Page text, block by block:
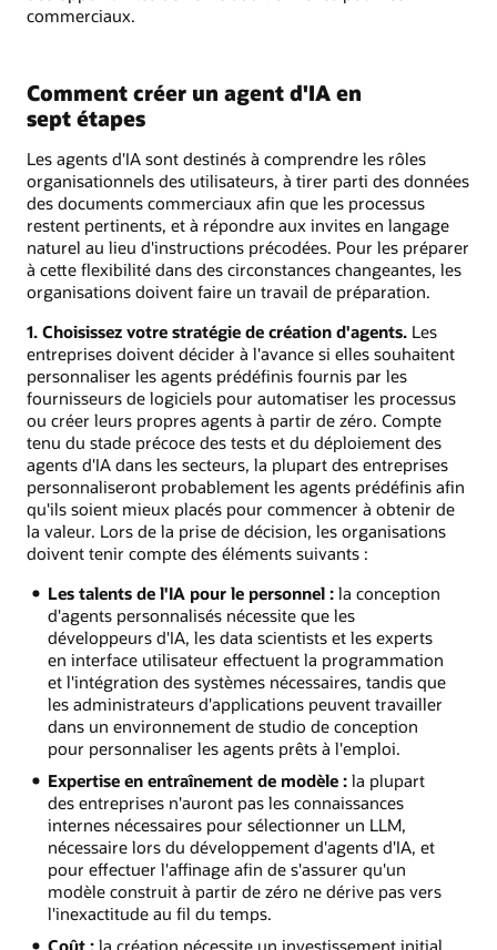
commerciaux.
Comment créer un agent d'IA en
sept étapes
Les agents d'IA sont destinés à comprendre les rôles
organisationnels des utilisateurs, à tirer parti des données
des documents commerciaux afin que les processus
restent pertinents, et à répondre aux invites en langage
naturel au lieu d'instructions précodées. Pour les préparer
à cette flexibilité dans des circonstances changeantes, les
organisations doivent faire un travail de préparation.
1. Choisissez votre stratégie de création d'agents. Les
entreprises doivent décider à l'avance si elles souhaitent
personnaliser les agents prédéfinis fournis par les
fournisseurs de logiciels pour automatiser les processus
ou créer leurs propres agents à partir de zéro. Compte
tenu du stade précoce des tests et du déploiement des
agents d'IA dans les secteurs, la plupart des entreprises
personnaliseront probablement les agents prédéfinis afin
qu'ils soient mieux placés pour commencer à obtenir de
la valeur. Lors de la prise de décision, les organisations
doivent tenir compte des éléments suivants :
Les talents de l'IA pour le personnel :la conception
d'agents personnalisés nécessite que les
développeurs d'IA, les data scientists et les experts
en interface utilisateur effectuent la programmation
et l'intégration des systèmes nécessaires, tandis que
les administrateurs d'applications peuvent travailler
dans un environnement de studio de conception
pour personnaliser les agents prêts à l'emploi.
Expertise en entraînement de modèle :la plupart
des entreprises n'auront pas les connaissances
internes nécessaires pour sélectionner un LLM,
nécessaire lors du développement d'agents d'IA, et
pour effectuer l'affinage afin de s'assurer qu'un
modèle construit à partir de zéro ne dérive pas vers
l'inexactitude au fil du temps.
Coût :la création nécessite un investissement initial